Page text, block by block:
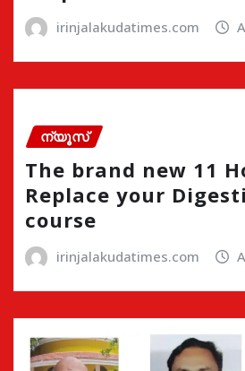
irinjalakudatimes.com
ന്യൂസ്
The brand new 11
Replace your
course
irinjalakudatimes.com